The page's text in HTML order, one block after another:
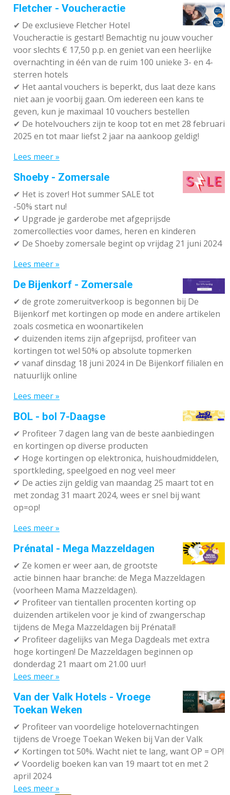
Fletcher - Voucheractie
✔ De exclusieve Fletcher Hotel
Voucheractie is gestart! Bemachtig nu jouw voucher
voor slechts € 17,50 p.p. en geniet van een heerlijke
overnachting in één van de ruim 100 unieke 3- en 4-
sterren hotels
✔ Het aantal vouchers is beperkt, dus laat deze kans
niet aan je voorbij gaan. Om iedereen een kans te
geven, kun je maximaal 10 vouchers bestellen
✔ De hotelvouchers zijn te koop tot en met 28 februari
2025 en tot maar liefst 2 jaar na aankoop geldig!
Lees meer »
Shoeby - Zomersale
✔ Het is zover! Hot summer SALE tot
-50% start nu!
✔ Upgrade je garderobe met afgeprijsde
zomercollecties voor dames, heren en kinderen
✔ De Shoeby zomersale begint op vrijdag 21 juni 2024
Lees meer »
De Bijenkorf - Zomersale
✔ de grote zomeruitverkoop is begonnen bij De
Bijenkorf met kortingen op mode en andere artikelen
zoals cosmetica en woonartikelen
✔ duizenden items zijn afgeprijsd, profiteer van
kortingen tot wel 50% op absolute topmerken
✔ vanaf dinsdag 18 juni 2024 in De Bijenkorf filialen en
natuurlijk online
Lees meer »
BOL - bol 7-Daagse
✔ Profiteer 7 dagen lang van de beste aanbiedingen
en kortingen op diverse producten
✔ Hoge kortingen op elektronica, huishoudmiddelen,
sportkleding, speelgoed en nog veel meer
✔ De acties zijn geldig van maandag 25 maart tot en
met zondag 31 maart 2024, wees er snel bij want
op=op!
Lees meer »
Prénatal - Mega Mazzeldagen
✔ Ze komen er weer aan, de grootste
actie binnen haar branche: de Mega Mazzeldagen
(voorheen Mama Mazzeldagen).
✔ Profiteer van tientallen procenten korting op
duizenden artikelen voor je kind of zwangerschap
tijdens de Mega Mazzeldagen bij Prénatal!
✔ Profiteer dagelijks van Mega Dagdeals met extra
hoge kortingen! De Mazzeldagen beginnen op
donderdag 21 maart om 21.00 uur!
Lees meer »
Van der Valk Hotels - Vroege
Toekan Weken
✔ Profiteer van voordelige hotelovernachtingen
tijdens de Vroege Toekan Weken bij Van der Valk
✔ Kortingen tot 50%. Wacht niet te lang, want OP = OP!
✔ Voordelig boeken kan van 19 maart tot en met 2
april 2024
Lees meer »